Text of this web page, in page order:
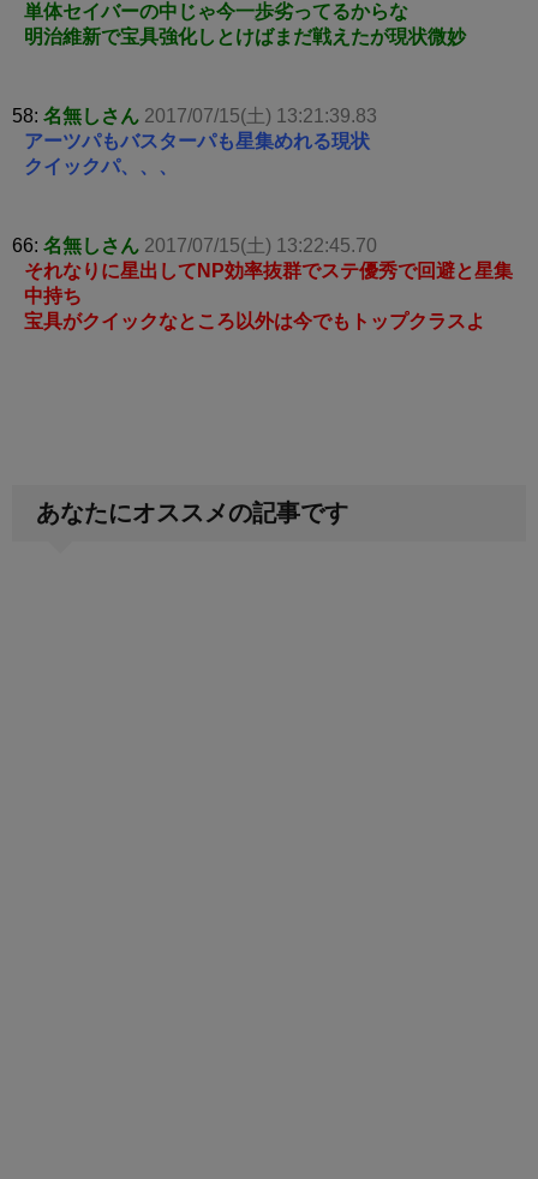
単体セイバーの中じゃ今一歩劣ってるからな
明治維新で宝具強化しとけばまだ戦えたが現状微妙
58: 名無しさん 2017/07/15(土) 13:21:39.83
アーツパもバスターパも星集めれる現状
クイックパ、、、
66: 名無しさん 2017/07/15(土) 13:22:45.70
それなりに星出してNP効率抜群でステ優秀で回避と星集
中持ち
宝具がクイックなところ以外は今でもトップクラスよ
あなたにオススメの記事です